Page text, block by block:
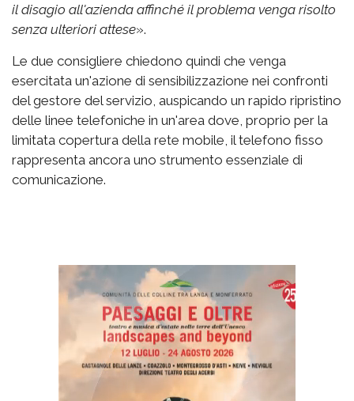
il disagio all'azienda affinché il problema venga risolto
senza ulteriori attese».
Le due consigliere chiedono quindi che venga
esercitata un'azione di sensibilizzazione nei confronti
del gestore del servizio, auspicando un rapido ripristino
delle linee telefoniche in un'area dove, proprio per la
limitata copertura della rete mobile, il telefono fisso
rappresenta ancora uno strumento essenziale di
comunicazione.